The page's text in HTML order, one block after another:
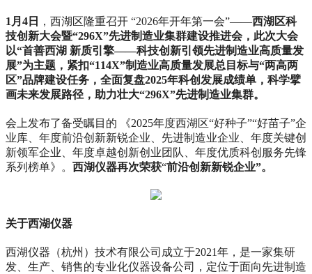
1月4日 ，西湖区隆重召开 “2026年开年第一会”——西湖区科
技创新大会暨“296X”先进制造业集群建设推进会，此次大会
以“首善西湖 新质引擎——科技创新引领先进制造业高质量发
展”为主题，紧扣“114X”制造业高质量发展总目标与“两高两
区”品牌建设任务，全面复盘2025年科创发展成绩单，科学擘
画未来发展路径，助力壮大“296X”先进制造业集群。
会上发布了备受瞩目的 《2025年度西湖区“好种子”“好苗子”企
业库、年度前沿创新新锐企业、先进制造业企业、年度关键创
新领军企业、年度卓越创新创业团队、年度优质科创服务先锋
系列榜单》。 西湖仪器再次荣获“前沿创新新锐企业”。
关于西湖仪器
西湖仪器（杭州）技术有限公司成立于2021年，是一家集研
发、生产、销售的专业化仪器设备公司，定位于面向先进制造